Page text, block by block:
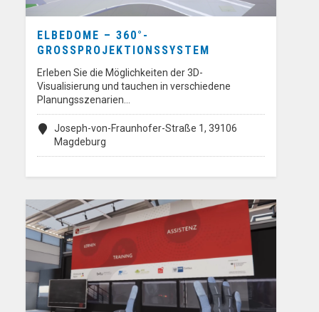
ELBEDOME – 360°-
GROSSPROJEKTIONSSYSTEM
Erleben Sie die Möglichkeiten der 3D-
Visualisierung und tauchen in verschiedene
Planungsszenarien…
Joseph-von-Fraunhofer-Straße 1, 39106
Magdeburg